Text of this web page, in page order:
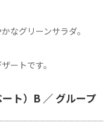
なグリーンサラダ。
ートです。
ト）B ／ グループ